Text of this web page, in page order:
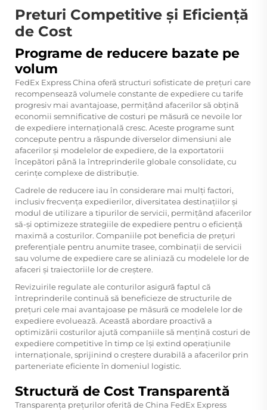
Preturi Competitive și Eficiență
de Cost
Programe de reducere bazate pe
volum
FedEx Express China oferă structuri sofisticate de prețuri care
recompensează volumele constante de expediere cu tarife
progresiv mai avantajoase, permițând afacerilor să obțină
economii semnificative de costuri pe măsură ce nevoile lor
de expediere internațională cresc. Aceste programe sunt
concepute pentru a răspunde diverselor dimensiuni ale
afacerilor și modelelor de expediere, de la exportatorii
începători până la întreprinderile globale consolidate, cu
cerințe complexe de distribuție.
Cadrele de reducere iau în considerare mai mulți factori,
inclusiv frecvența expedierilor, diversitatea destinațiilor și
modul de utilizare a tipurilor de servicii, permițând afacerilor
să-și optimizeze strategiile de expediere pentru o eficiență
maximă a costurilor. Companiile pot beneficia de prețuri
preferențiale pentru anumite trasee, combinații de servicii
sau volume de expediere care se aliniază cu modelele lor de
afaceri și traiectoriile lor de creștere.
Revizuirile regulate ale conturilor asigură faptul că
întreprinderile continuă să beneficieze de structurile de
prețuri cele mai avantajoase pe măsură ce modelele lor de
expediere evoluează. Această abordare proactivă a
optimizării costurilor ajută companiile să mențină costuri de
expediere competitive în timp ce își extind operațiunile
internaționale, sprijinind o creștere durabilă a afacerilor prin
parteneriate eficiente în domeniul logistic.
Structură de Cost Transparentă
Transparența prețurilor oferită de China FedEx Express